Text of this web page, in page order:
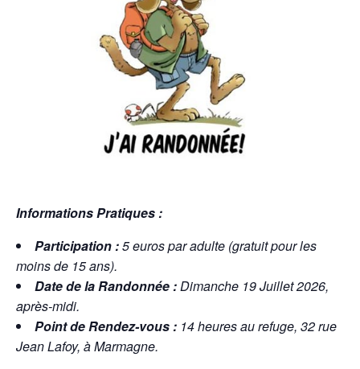
Informations Pratiques :
Participation :5 euros par adulte (gratuit pour les
moins de 15 ans).
Date de la Randonnée :Dimanche 19 Juillet 2026,
après-midi.
Point de Rendez-vous : 14 heures au refuge, 32 rue
Jean Lafoy, à Marmagne.